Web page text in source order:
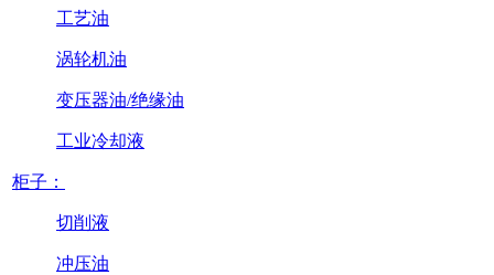
工艺油
涡轮机油
变压器油/绝缘油
工业冷却液
柜子：
切削液
冲压油